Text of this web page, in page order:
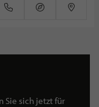
Sie sich jetzt für